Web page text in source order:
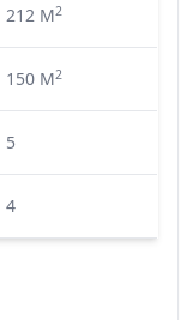
212 M2
150 M2
5
4